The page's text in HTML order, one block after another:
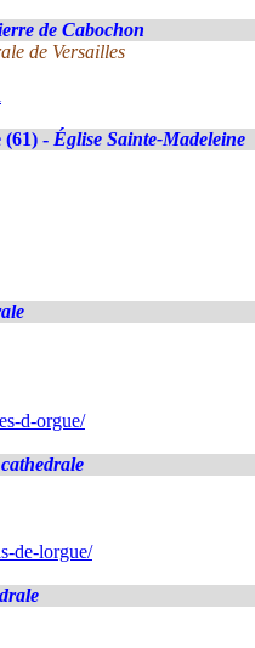
de Cabochon
de Versailles
(61) - Église Sainte-Madeleine
d-orgue/
cathedrale
de-lorgue/